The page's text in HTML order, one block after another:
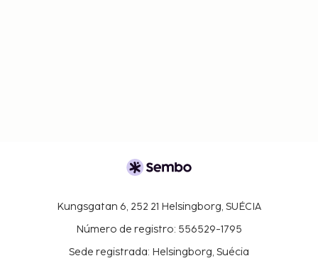
Kungsgatan 6, 252 21 Helsingborg, SUÉCIA
Número de registro: 556529-1795
Sede registrada: Helsingborg, Suécia